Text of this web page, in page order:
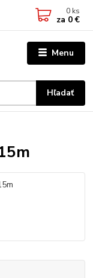
Menu
Hľadať
0 ks
za 0 €